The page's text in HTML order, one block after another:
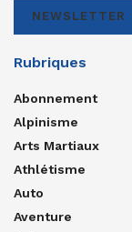
NEWSLETTER
Rubriques
Abonnement
Alpinisme
Arts Martiaux
Athlétisme
Auto
Aventure